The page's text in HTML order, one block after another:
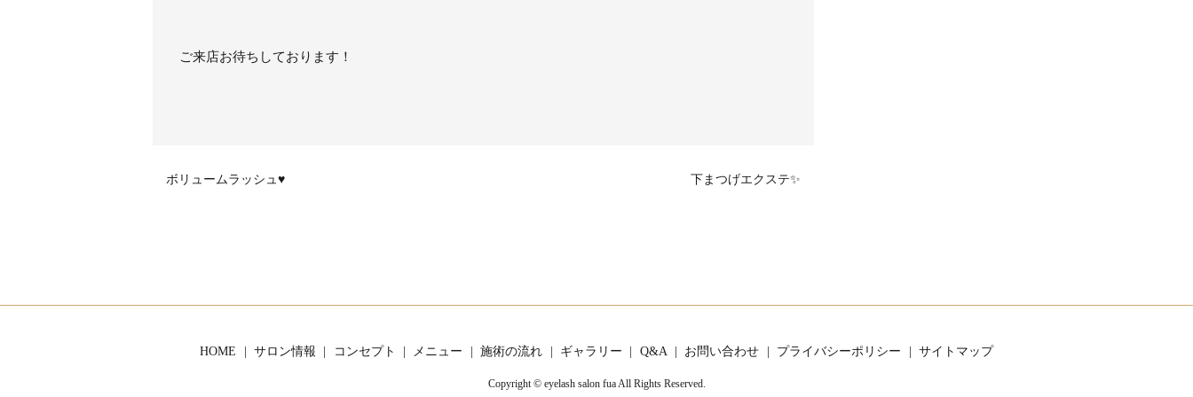
ご来店お待ちしております！
ボリュームラッシュ♥ 下まつげエクステ✨
HOME サロン情報 コンセプト メニュー 施術の流れ ギャラリー Q&A お問い合わせ プライバシーポリシー サイトマップ
Copyright © eyelash salon fua All Rights Reserved.